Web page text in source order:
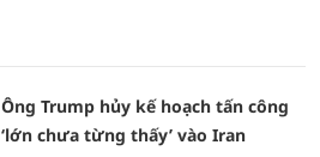
Ông Trump hủy kế hoạch tấn công
‘lớn chưa từng thấy’ vào Iran